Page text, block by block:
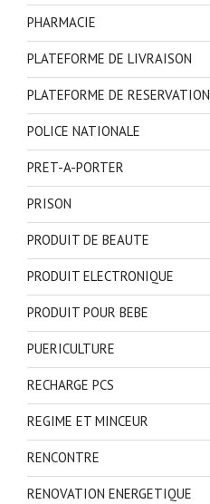
PHARMACIE
PLATEFORME DE LIVRAISON
PLATEFORME DE RESERVATION
POLICE NATIONALE
PRET-A-PORTER
PRISON
PRODUIT DE BEAUTE
PRODUIT ELECTRONIQUE
PRODUIT POUR BEBE
PUERICULTURE
RECHARGE PCS
REGIME ET MINCEUR
RENCONTRE
RENOVATION ENERGETIQUE